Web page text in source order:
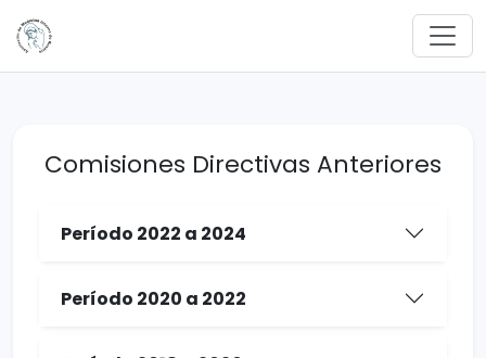
Comisiones Directivas Anteriores
Período 2022 a 2024
Período 2020 a 2022